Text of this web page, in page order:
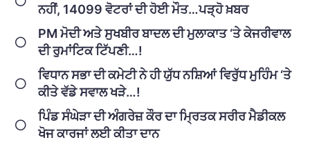
ਨਹੀਂ, 14099 ਵੋਟਰਾਂ ਦੀ ਹੋਈ ਮੌਤ…ਪੜ੍ਹੋ ਖ਼ਬਰ
PM ਮੋਦੀ ਅਤੇ ਸੁਖਬੀਰ ਬਾਦਲ ਦੀ ਮੁਲਾਕਾਤ ‘ਤੇ ਕੇਜਰੀਵਾਲ
ਦੀ ਰੁਮਾਂਟਿਕ ਟਿੱਪਣੀ…!
ਵਿਧਾਨ ਸਭਾ ਦੀ ਕਮੇਟੀ ਨੇ ਹੀ ਯੁੱਧ ਨਸ਼ਿਆਂ ਵਿਰੁੱਧ ਮੁਹਿੰਮ ‘ਤੇ
ਕੀਤੇ ਵੱਡੇ ਸਵਾਲ ਖੜੇ…!
ਪਿੰਡ ਸੰਘੇੜਾ ਦੀ ਅੰਗਰੇਜ਼ ਕੌਰ ਦਾ ਮ੍ਰਿਤਕ ਸਰੀਰ ਮੈਡੀਕਲ
ਖੋਜ ਕਾਰਜਾਂ ਲਈ ਕੀਤਾ ਦਾਨ